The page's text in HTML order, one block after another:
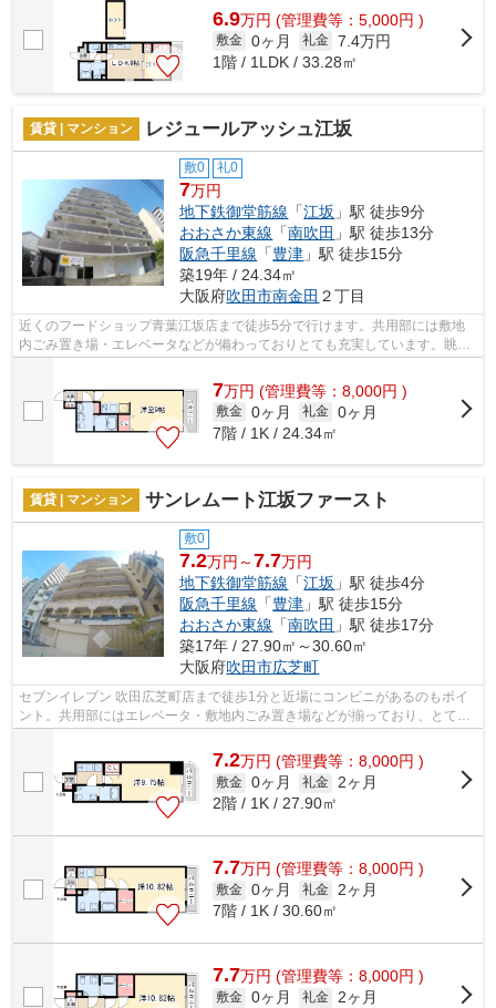
6.9万円 (管理費等：5,000円 )
敷金 0ヶ月 礼金 7.4万円
1階 / 1LDK / 33.28㎡
賃貸 | マンション レジュールアッシュ江坂
敷0 礼0
7万円
地下鉄御堂筋線 「江坂 」駅 徒歩9分
おおさか東線 「南吹田 」駅 徒歩13分
阪急千里線 「豊津 」駅 徒歩15分
築19年 / 24.34㎡
大阪府吹田市南金田 ２丁目
近くのフードショップ青葉江坂店まで徒歩5分で行けます。共用部には敷地
内ごみ置き場・エレベータなどが備わっておりとても充実しています。眺望
7万円 (管理費等：8,000円 )
敷金 0ヶ月 礼金 0ヶ月
7階 / 1K / 24.34㎡
賃貸 | マンション サンレムート江坂ファースト
敷0
7.2万円～7.7万円
地下鉄御堂筋線 「江坂 」駅 徒歩4分
阪急千里線 「豊津 」駅 徒歩15分
おおさか東線 「南吹田 」駅 徒歩17分
築17年 / 27.90㎡～30.60㎡
大阪府吹田市広芝町
セブンイレブン 吹田広芝町店まで徒歩1分と近場にコンビニがあるのもポイ
ント。共用部にはエレベータ・敷地内ごみ置き場などが揃っており、とても
充実しています。付近に駅が2つあるの...
7.2万円 (管理費等：8,000円 )
敷金 0ヶ月 礼金 2ヶ月
2階 / 1K / 27.90㎡
7.7万円 (管理費等：8,000円 )
敷金 0ヶ月 礼金 2ヶ月
7階 / 1K / 30.60㎡
7.7万円 (管理費等：8,000円 )
敷金 0ヶ月 礼金 2ヶ月